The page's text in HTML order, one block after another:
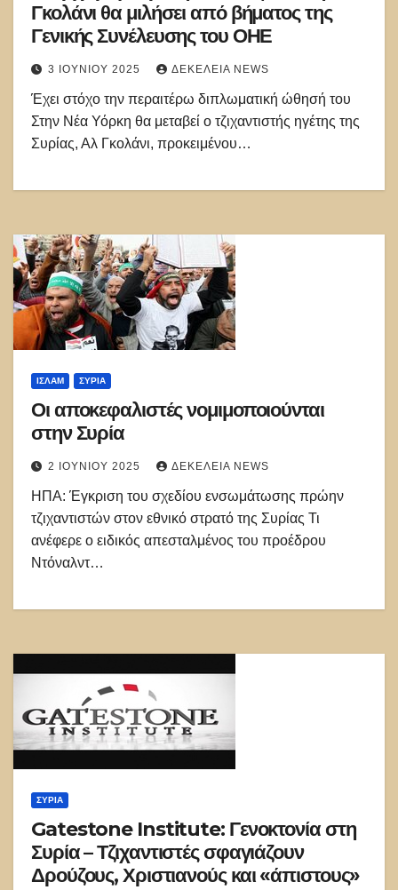
Γκολάνι θα μιλήσει από βήματος της
Γενικής Συνέλευσης του ΟΗΕ
3 ΙΟΥΝΊΟΥ 2025 ΔΕΚΈΛΕΙΑ NEWS
Έχει στόχο την περαιτέρω διπλωματική ώθησή του
Στην Νέα Υόρκη θα μεταβεί ο τζιχαντιστής ηγέτης της
Συρίας, Αλ Γκολάνι, προκειμένου…
ΙΣΛΑΜ ΣΥΡΊΑ
Οι αποκεφαλιστές νομιμοποιούνται
στην Συρία
2 ΙΟΥΝΊΟΥ 2025 ΔΕΚΈΛΕΙΑ NEWS
ΗΠΑ: Έγκριση του σχεδίου ενσωμάτωσης πρώην
τζιχαντιστών στον εθνικό στρατό της Συρίας Τι
ανέφερε ο ειδικός απεσταλμένος του προέδρου
Ντόναλντ…
ΣΥΡΊΑ
Gatestone Institute: Γενοκτονία στη
Συρία – Τζιχαντιστές σφαγιάζουν
Δρούζους, Χριστιανούς και «άπιστους»